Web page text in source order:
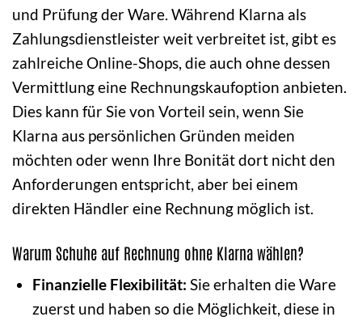
und Prüfung der Ware. Während Klarna als
Zahlungsdienstleister weit verbreitet ist, gibt es
zahlreiche Online-Shops, die auch ohne dessen
Vermittlung eine Rechnungskaufoption anbieten.
Dies kann für Sie von Vorteil sein, wenn Sie
Klarna aus persönlichen Gründen meiden
möchten oder wenn Ihre Bonität dort nicht den
Anforderungen entspricht, aber bei einem
direkten Händler eine Rechnung möglich ist.
Warum Schuhe auf Rechnung ohne Klarna wählen?
Finanzielle Flexibilität: Sie erhalten die Ware
zuerst und haben so die Möglichkeit, diese in